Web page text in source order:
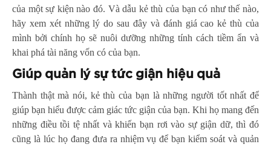
của một sự kiện nào đó. Và dẫu kẻ thù của bạn có như thế nào,
hãy xem xét những lý do sau đây và đánh giá cao kẻ thù của
mình bởi chính họ sẽ nuôi dưỡng những tính cách tiềm ẩn và
khai phá tài năng vốn có của bạn.
Giúp quản lý sự tức giận hiệu quả
Thành thật mà nói, kẻ thù của bạn là những người tốt nhất để
giúp bạn hiểu được cảm giác tức giận của bạn. Khi họ mang đến
những điều tồi tệ nhất và khiến bạn rơi vào sự giận dữ, thì đó
cũng là lúc họ đang đưa ra nhiệm vụ để bạn kiểm soát và quản